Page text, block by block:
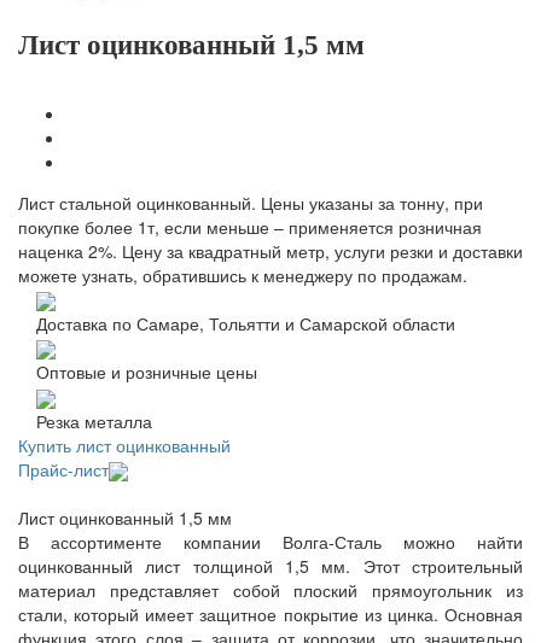
Лист оцинкованный 1,5 мм
Лист стальной оцинкованный. Цены указаны за тонну, при
покупке более 1т, если меньше – применяется розничная
наценка 2%. Цену за квадратный метр, услуги резки и доставки
можете узнать, обратившись к менеджеру по продажам.
Доставка по Самаре, Тольятти и Самарской области
Оптовые и розничные цены
Резка металла
Купить лист оцинкованный
Прайс-лист
Лист оцинкованный 1,5 мм
В ассортименте компании Волга-Сталь можно найти
оцинкованный лист толщиной 1,5 мм. Этот строительный
материал представляет собой плоский прямоугольник из
стали, который имеет защитное покрытие из цинка. Основная